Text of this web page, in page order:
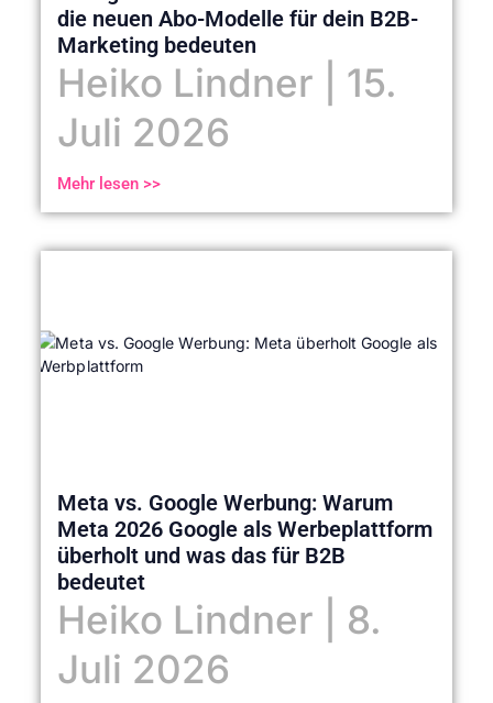
die neuen Abo-Modelle für dein B2B-
Marketing bedeuten
Heiko Lindner
15.
Juli 2026
Mehr lesen >>
Meta vs. Google Werbung: Warum
Meta 2026 Google als Werbeplattform
überholt und was das für B2B
bedeutet
Heiko Lindner
8.
Juli 2026